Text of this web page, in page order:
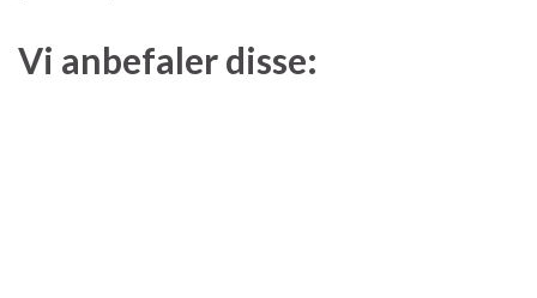
Vi anbefaler disse: